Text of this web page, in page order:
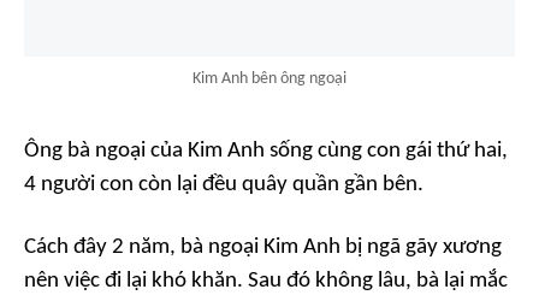
Kim Anh bên ông ngoại
Ông bà ngoại của Kim Anh sống cùng con gái thứ hai,
4 người con còn lại đều quây quần gần bên.
Cách đây 2 năm, bà ngoại Kim Anh bị ngã gãy xương
nên việc đi lại khó khăn. Sau đó không lâu, bà lại mắc